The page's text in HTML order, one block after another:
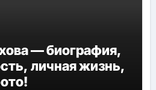
— биография,
личная жизнь,